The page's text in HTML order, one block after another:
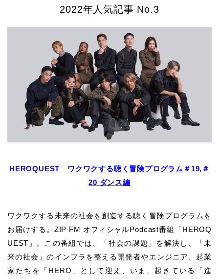
2022年人気記事 No.3
HEROQUEST ワクワクする聴く冒険プログラム＃19,＃
20 ダンス編
ワクワクする未来の社会を創造する聴く冒険プログラムを
お届けする。ZIP FM オフィシャルPodcast番組「HEROQ
UEST」。この番組では、「社会の課題」を解決し、「未
来の社会」のインフラを整える開発者やエンジニア、起業
家たちを「HERO」として迎え、いま、起きている「進